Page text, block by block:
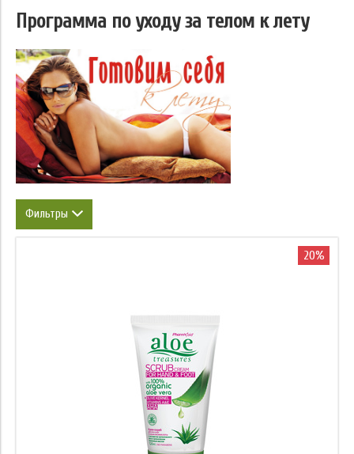
Программа по уходу за телом к лету
Фильтры
20%